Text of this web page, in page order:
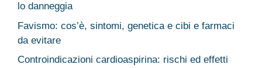
lo danneggia
Favismo: cos’è, sintomi, genetica e cibi e farmaci
da evitare
Controindicazioni cardioaspirina: rischi ed effetti